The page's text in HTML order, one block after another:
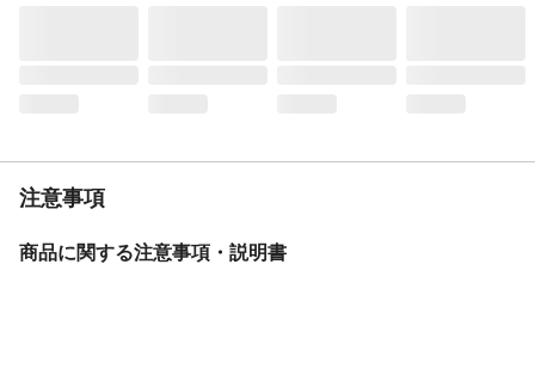
調色
なし
電気工事
注意事項
商品に関する注意事項・説明書